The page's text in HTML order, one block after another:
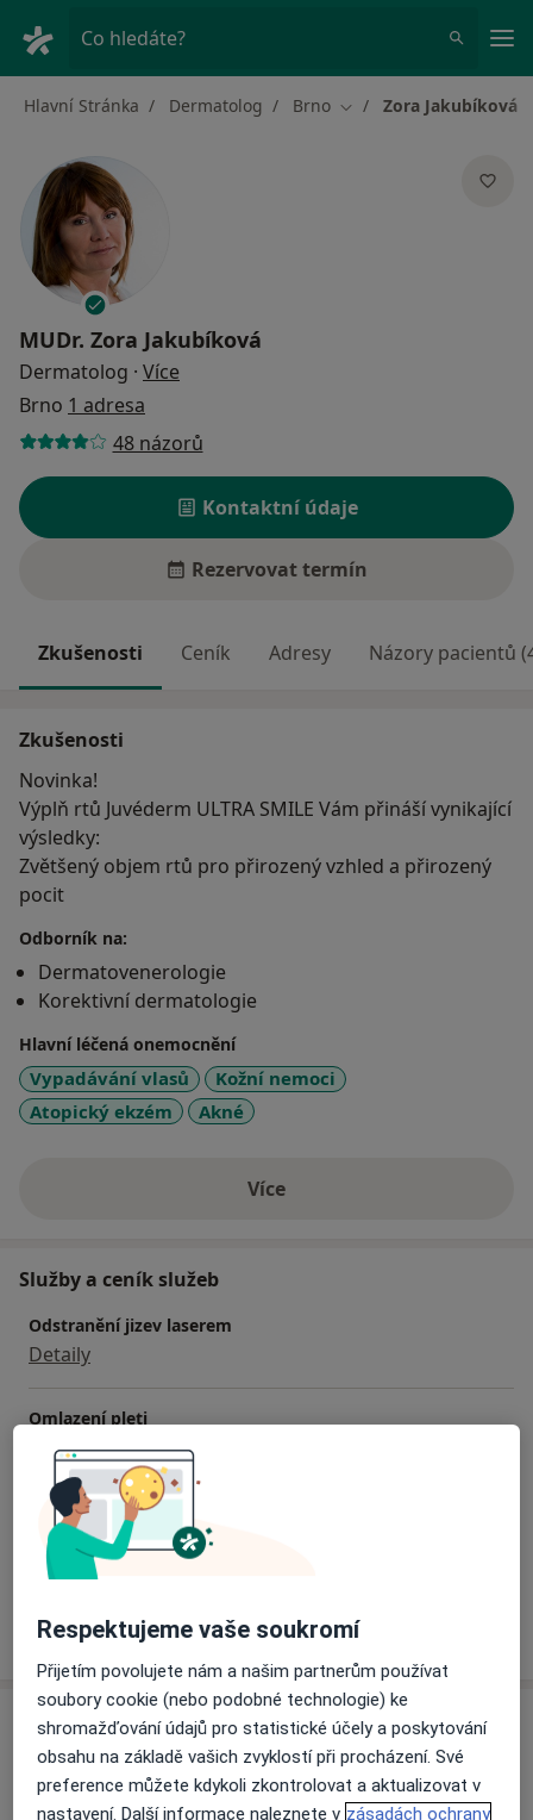
Co hledáte?
Hlavní Stránka Dermatolog Brno Změna města
Zora Jakubíková
MUDr. Zora Jakubíková
Dermatolog · Více
Brno 1 adresa
48 názorů
Kontaktní údaje
Rezervovat termín
Zkušenosti Ceník Adresy Názory pacientů
Zkušenosti
Novinka!
Výplň rtů Juvéderm ULTRA SMILE Vám přináší vynikající
výsledky:
Zvětšený objem rtů pro přirozený vzhled a přirozený
pocit
Odborník na:
Dermatovenerologie
Korektivní dermatologie
Hlavní léčená onemocnění
Vypadávání vlasů
Kožní nemoci
Atopický ekzém
Akné
Víceo zkušenostech
Služby a ceník služeb
Odstranění jizev laserem
Detaily
Omlazení pleti
Detaily
Vyhlazení vrásek
Detaily
Jak fungují ceny?
Adresa
Kožní ordinace - MUDr. Zora Jakubíková
s.r.o.
Respektujeme vaše soukromí
Přijetím povolujete nám a našim partnerům používat
soubory cookie (nebo podobné technologie) ke
shromažďování údajů pro statistické účely a poskytování
obsahu na základě vašich zvyklostí při procházení. Své
preference můžete kdykoli zkontrolovat a aktualizovat v
nastavení. Další informace naleznete v zásadách ochrany